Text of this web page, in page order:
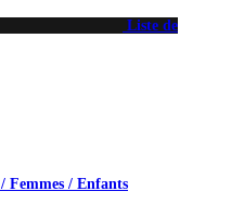
Liste de
Femmes / Enfants